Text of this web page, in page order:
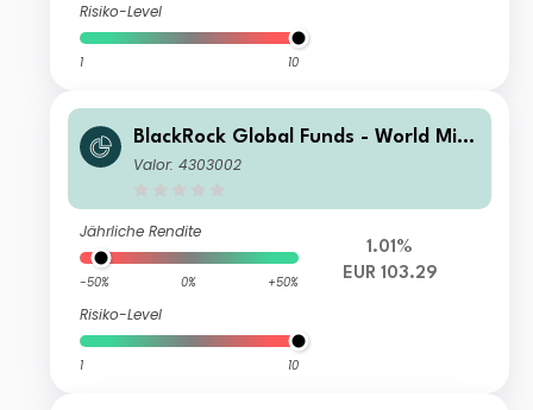
Risiko-Level
1 10
BlackRock Global Funds - World Mini
ng Fund I2
Valor: 4303002
Jährliche Rendite
-50% 0% +50%
Risiko-Level
1 10
1.01%
EUR 103.29